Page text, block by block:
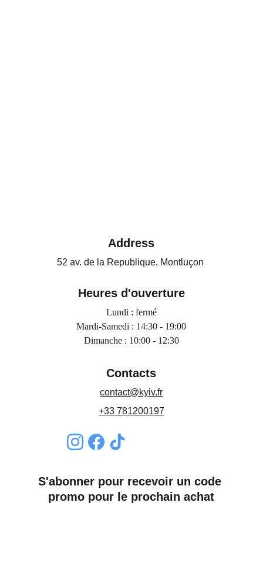
Address
52 av. de la Republique, Montluçon
Contacts
contact@kyiv.fr
+33 781200197
S'abonner pour recevoir un code
promo pour le prochain achat
Heures d'ouverture
Lundi : fermé
Mardi-Samedi : 14:30 - 19:00
Dimanche : 10:00 - 12:30